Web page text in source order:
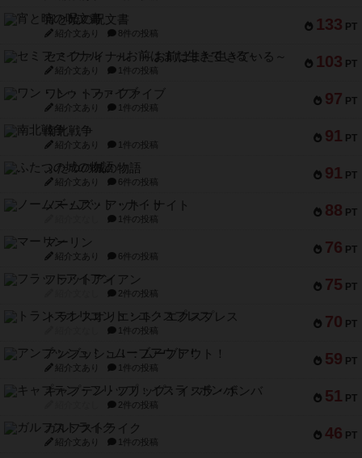
133 PT
宵と暁の呪文書
紹介文あり 8件の投稿
103 PT
セミファイナル ～お前はまだ生きている～
紹介文あり 1件の投稿
97 PT
ワン・トゥ・ファイブ
紹介文あり 1件の投稿
91 PT
南北戦争
紹介文あり 1件の投稿
91 PT
ふたつの城の物語
紹介文あり 6件の投稿
88 PT
ノームズ・アット・ナイト
1件の投稿
76 PT
マーリン
紹介文あり 6件の投稿
75 PT
フラットアイアン
2件の投稿
70 PT
トランスオリエント・エクスプレス
1件の投稿
59 PT
アンブッシュ！：ムーブアウト！
紹介文あり 1件の投稿
51 PT
キャプテン・フリップ：イスラ・ボンバ
2件の投稿
46 PT
ガルフストライク
紹介文あり 1件の投稿